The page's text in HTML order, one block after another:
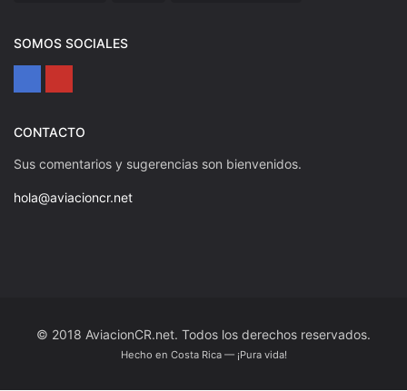
SOMOS SOCIALES
CONTACTO
Sus comentarios y sugerencias son bienvenidos.
hola@aviacioncr.net
© 2018 AviacionCR.net. Todos los derechos reservados.
Hecho en Costa Rica — ¡Pura vida!